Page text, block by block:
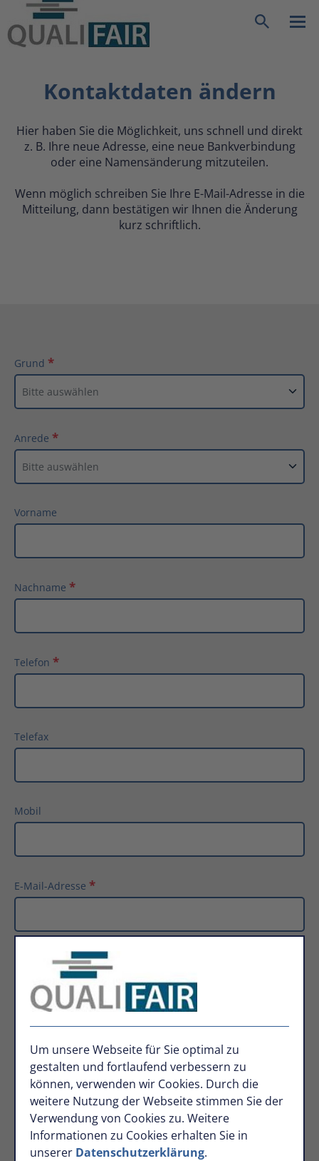
Um unsere Webseite für Sie optimal zu
gestalten und fortlaufend verbessern zu
können, verwenden wir Cookies. Durch die
weitere Nutzung der Webseite stimmen Sie der
Verwendung von Cookies zu. Weitere
Informationen zu Cookies erhalten Sie in
unserer Datenschutzerklärung.
| Startseite Service Kontaktdaten ändern
Kontaktdaten ändern
Hier haben Sie die Möglichkeit, uns schnell und direkt
z. B. Ihre neue Adresse, eine neue Bankverbindung
oder eine Namensänderung mitzuteilen.
Wenn möglich schreiben Sie Ihre E-Mail-Adresse in die
Mitteilung, dann bestätigen wir Ihnen die Änderung
kurz schriftlich.
Grund
Anrede
Vorname
Nachname
Telefon
Telefax
Mobil
E-Mail-Adresse
Postleitzahl